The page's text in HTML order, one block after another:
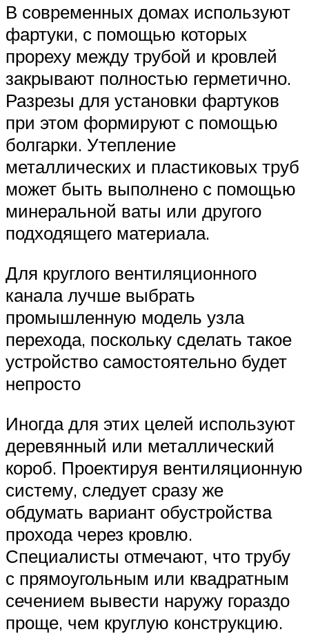
В современных домах используют
фартуки, с помощью которых
прореху между трубой и кровлей
закрывают полностью герметично.
Разрезы для установки фартуков
при этом формируют с помощью
болгарки. Утепление
металлических и пластиковых труб
может быть выполнено с помощью
минеральной ваты или другого
подходящего материала.
Для круглого вентиляционного
канала лучше выбрать
промышленную модель узла
перехода, поскольку сделать такое
устройство самостоятельно будет
непросто
Иногда для этих целей используют
деревянный или металлический
короб. Проектируя вентиляционную
систему, следует сразу же
обдумать вариант обустройства
прохода через кровлю.
Специалисты отмечают, что трубу
с прямоугольным или квадратным
сечением вывести наружу гораздо
проще, чем круглую конструкцию.